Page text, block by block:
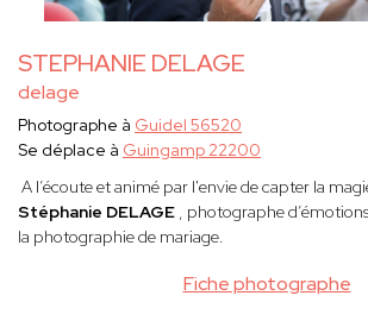
STEPHANIE DELAGE
delage
Fiche photographe
Photographe à Guidel 56520
Se déplace à Guingamp 22200
A l’écoute et animé par l'envie de capter la
Stéphanie DELAGE , photographe
la photographie de mariage.